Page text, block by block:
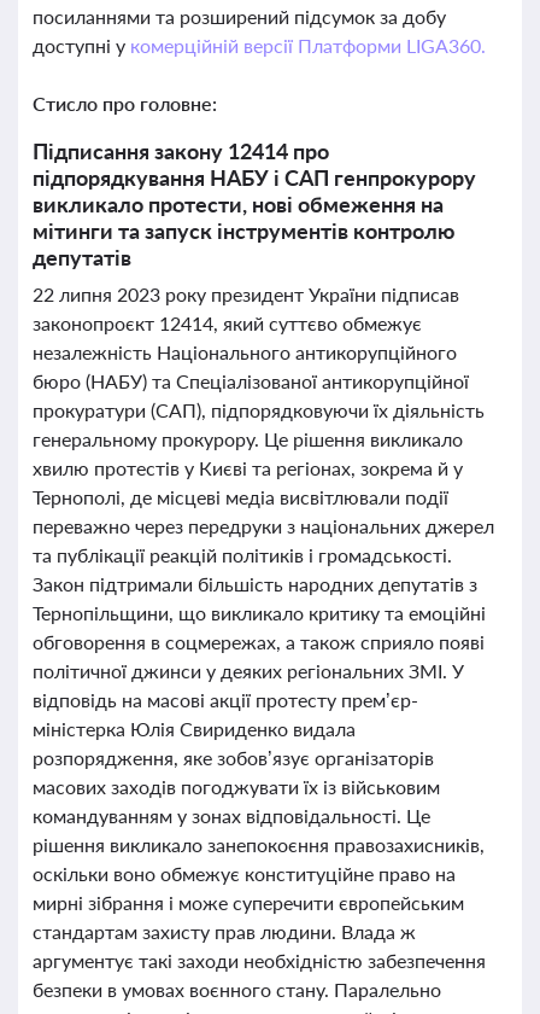
посиланнями та розширений підсумок за добу
доступні у комерційній версії Платформи LIGA360.
Стисло про головне:
Підписання закону 12414 про
підпорядкування НАБУ і САП генпрокурору
викликало протести, нові обмеження на
мітинги та запуск інструментів контролю
депутатів
22 липня 2023 року президент України підписав
законопроєкт 12414, який суттєво обмежує
незалежність Національного антикорупційного
бюро (НАБУ) та Спеціалізованої антикорупційної
прокуратури (САП), підпорядковуючи їх діяльність
генеральному прокурору. Це рішення викликало
хвилю протестів у Києві та регіонах, зокрема й у
Тернополі, де місцеві медіа висвітлювали події
переважно через передруки з національних джерел
та публікації реакцій політиків і громадськості.
Закон підтримали більшість народних депутатів з
Тернопільщини, що викликало критику та емоційні
обговорення в соцмережах, а також сприяло появі
політичної джинси у деяких регіональних ЗМІ. У
відповідь на масові акції протесту прем’єр-
міністерка Юлія Свириденко видала
розпорядження, яке зобов’язує організаторів
масових заходів погоджувати їх із військовим
командуванням у зонах відповідальності. Це
рішення викликало занепокоєння правозахисників,
оскільки воно обмежує конституційне право на
мирні зібрання і може суперечити європейським
стандартам захисту прав людини. Влада ж
аргументує такі заходи необхідністю забезпечення
безпеки в умовах воєнного стану. Паралельно